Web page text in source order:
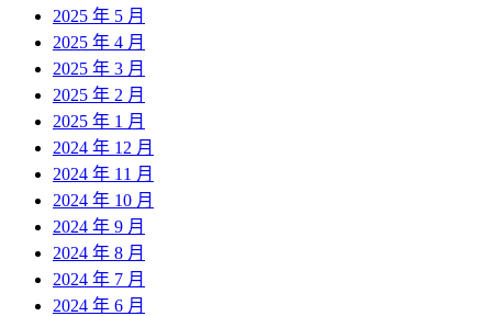
2025 年 5 月
2025 年 4 月
2025 年 3 月
2025 年 2 月
2025 年 1 月
2024 年 12 月
2024 年 11 月
2024 年 10 月
2024 年 9 月
2024 年 8 月
2024 年 7 月
2024 年 6 月